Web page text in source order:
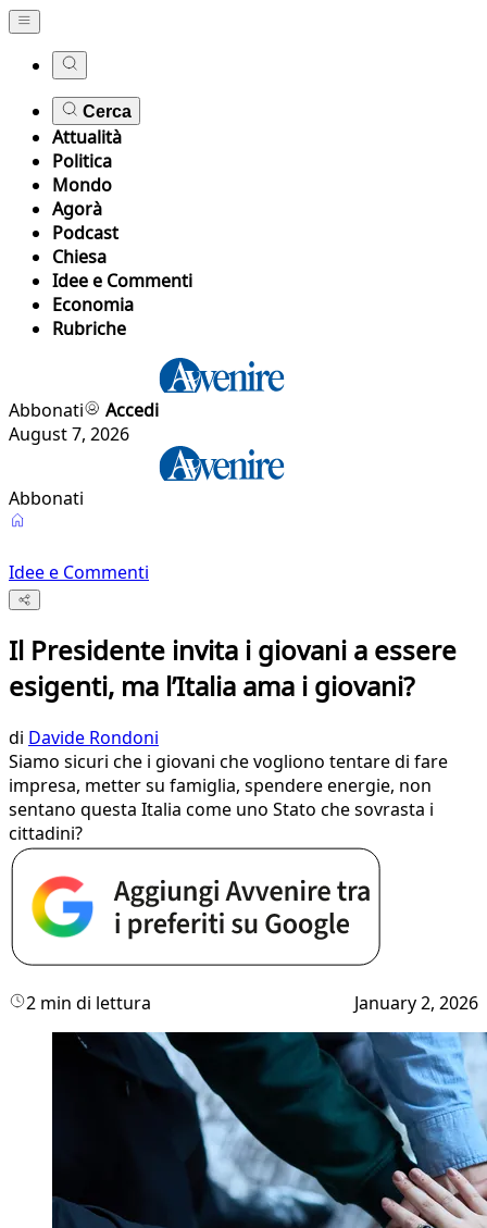
Cerca
Attualità
Politica
Mondo
Agorà
Podcast
Chiesa
Idee e Commenti
Economia
Rubriche
Abbonati
Accedi
August 7, 2026
Abbonati
Idee e Commenti
Il Presidente invita i giovani a essere
esigenti, ma l’Italia ama i giovani?
di Davide Rondoni
Siamo sicuri che i giovani che vogliono tentare di fare
impresa, metter su famiglia, spendere energie, non
sentano questa Italia come uno Stato che sovrasta i
cittadini?
2 min di lettura January 2, 2026